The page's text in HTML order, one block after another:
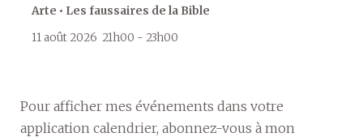
Arte • Les faussaires de la Bible
11 août 2026 21h00 - 23h00
Pour afficher mes événements dans votre
application calendrier, abonnez-vous à mon